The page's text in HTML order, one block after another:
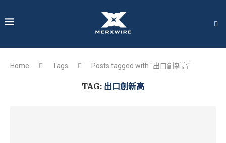
Home Tags Posts tagged with "出口創新高"
TAG: 出口創新高